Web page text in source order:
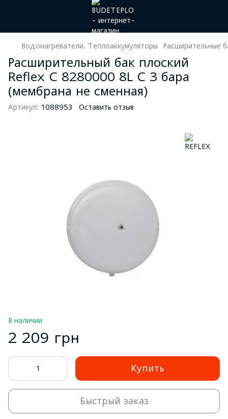
Водонагреватели. Теплоаккумуляторы Расширительные
Расширительный бак плоский
Reflex C 8280000 8L C 3 бара
(мембрана не сменная)
Артикул: 1088953 Оставить отзыв
В наличии
2 209 грн
Купить
Быстрый заказ